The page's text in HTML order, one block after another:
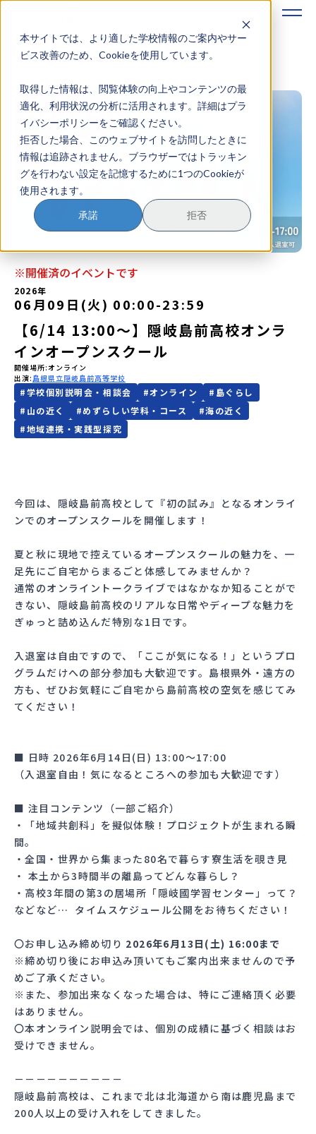
本サイトでは、より適した学校情報のご案内やサー
ビス改善のため、Cookieを使用しています。
取得した情報は、閲覧体験の向上やコンテンツの最
適化、利用状況の分析に活用されます。詳細はプラ
イバシーポリシーをご確認ください。
拒否した場合、このウェブサイトを訪問したときに
情報は追跡されません。ブラウザーではトラッキン
グを行わない設定を記憶するために1つのCookieが
使用されます。
承諾 拒否
地域みらい留学のすすめかた
地域みらい留学とは
学校を探す
イベントを探す
おためし地域留学
マガジン
奨学金について
イベント参加方法
会員登録
※開催済のイベントです
2026年
06月09日(火) 00:00-23:59
【6/14 13:00〜】隠岐島前高校オンラ
インオープンスクール
開催場所 オンライン
出演 島根県立隠岐島前高等学校
#学校個別説明会・相談会 #オンライン # 島ぐらし
# 山の近く #めずらしい学科・コース #海の近く
#地域連携・実践型探究
今回は、隠岐島前高校として『初の試み』となるオンライ
ンでのオープンスクールを開催します！
夏と秋に現地で控えているオープンスクールの魅力を、一
足先にご自宅からまるごと体感してみませんか？
通常のオンライントークライブではなかなか知ることがで
きない、隠岐島前高校のリアルな日常やディープな魅力を
ぎゅっと詰め込んだ特別な1日です。
入退室は自由ですので、「ここが気になる！」というプロ
グラムだけへの部分参加も大歓迎です。島根県外・遠方の
方も、ぜひお気軽にご自宅から島前高校の空気を感じてみ
てください！
■ 日時 2026年6月14日(日) 13:00〜17:00
（入退室自由！気になるところへの参加も大歓迎です）
■ 注目コンテンツ（一部ご紹介）
・「地域共創科」を擬似体験！プロジェクトが生まれる瞬
間。
・全国・世界から集まった80名で暮らす寮生活を覗き見
・ 本土から3時間半の離島ってどんな暮らし？
・高校3年間の第3の居場所「隠岐國学習センター」って？
などなど… タイムスケジュール公開をお待ちください！
〇お申し込み締め切り 2026年6月13日(土) 16:00まで
※締め切り後にお申込み頂いてもご案内出来ませんので予
めご了承ください。
※また、参加出来なくなった場合は、特にご連絡頂く必要
はありません。
〇本オンライン説明会では、個別の成績に基づく相談はお
受けできません。
－－－－－－－－－－
隠岐島前高校は、これまで北は北海道から南は鹿児島まで
200人以上の受け入れをしてきました。